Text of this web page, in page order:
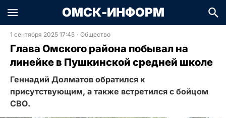
ОМСК-ИНФОРМ
1 сентября 2025 17:45 · Общество
Глава Омского района побывал на
линейке в Пушкинской средней школе
Геннадий Долматов обратился к
присутствующим, а также встретился с бойцом
СВО.